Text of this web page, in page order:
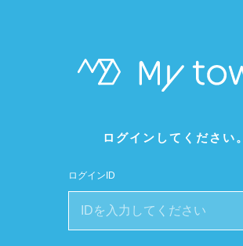
ログインしてください。
ログインID